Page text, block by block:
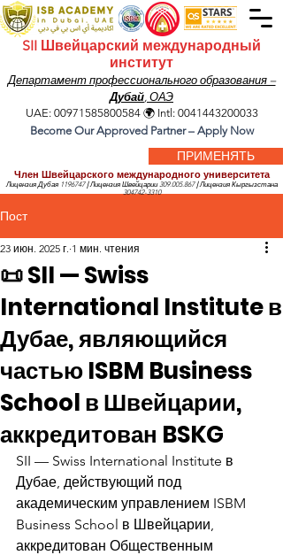
SII Швейцарский международный
институт
Департамент профессионального образования –
Дубай, ОАЭ
ПРИМЕНЯТЬ
Член Швейцарского международного университета
Лицензия Дубая 1196747 |Лицензия Швейцарии309.005.867 |Лицензия Кыргызстана
304742-3310
UAE: 00971585800584🌍 Intl: 0041443200033
Become Our Approved Partner – Apply Now
Пост
📜 SII — Swiss
International Institute в
Дубае, являющийся
частью ISBM Business
School в Швейцарии,
аккредитован BSKG
23 июн. 2025 г. 1 мин. чтения
SII — Swiss International Institute в
Дубае, действующий под
академическим управлением ISBM
Business School в Швейцарии,
аккредитован Общественным